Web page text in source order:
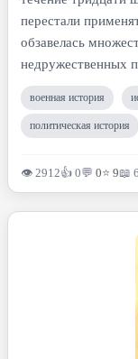
перестали
обзавелась
недружественных
военная история
политическая история
👁 2912👍 0💬 0⭐ 9📖